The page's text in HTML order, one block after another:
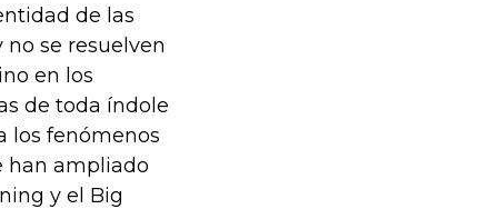
de las
se resuelven
en los
de toda índole
los fenómenos
han ampliado
y el Big